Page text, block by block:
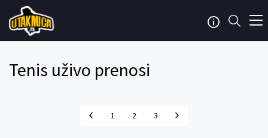
Tenis uživo prenosi
1 2 3